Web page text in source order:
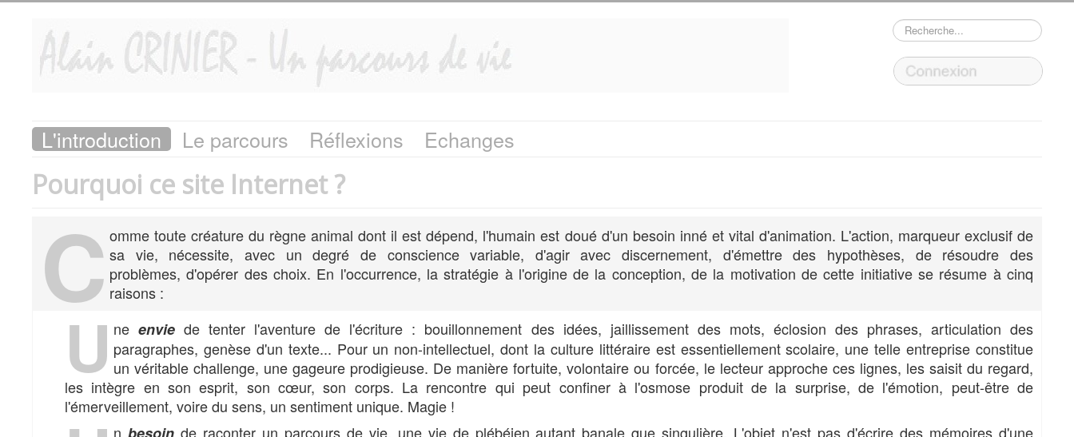
Rechercher
L'introduction Le parcours Réflexions Echanges
Pourquoi ce site Internet ?
C omme toute créature du règne animal dont il est dépend, l'humain est doué d'un besoin inné et vital d'animation. L'action, marqueur exclusif de
sa vie, nécessite, avec un degré de conscience variable, d'agir avec discernement, d'émettre des hypothèses, de résoudre des
problèmes, d'opérer des choix. En l'occurrence, la stratégie à l'origine de la conception, de la motivation de cette initiative se résume à cinq
raisons :
U ne envie de tenter l'aventure de l'écriture : bouillonnement des idées, jaillissement des mots, éclosion des phrases, articulation des
paragraphes, genèse d'un texte... Pour un non-intellectuel, dont la culture littéraire est essentiellement scolaire, une telle entreprise constitue
un véritable challenge, une gageure prodigieuse. De manière fortuite, volontaire ou forcée, le lecteur approche ces lignes, les saisit du regard,
les intègre en son esprit, son cœur, son corps. La rencontre qui peut confiner à l'osmose produit de la surprise, de l'émotion, peut-être de
l'émerveillement, voire du sens, un sentiment unique. Magie !
n
de raconter un parcours de vie, une vie de plébéien autant banale que singulière. L'objet n'est pas d'écrire des mémoires d'une